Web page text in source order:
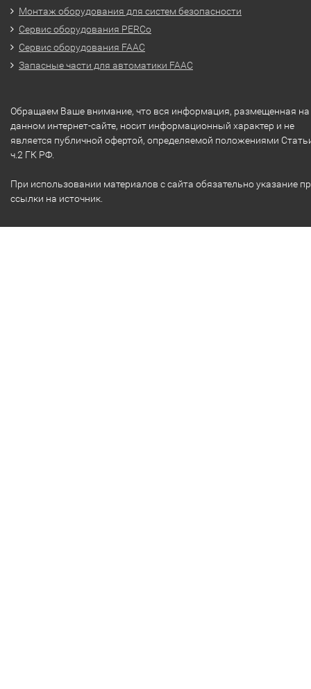
Монтаж оборудования для систем безопасности
Сервис оборудования PERCo
Сервис оборудования FAAC
Запасные части для автоматики FAAC
Обращаем Ваше внимание, что вся информация, размещенная на
данном интернет-сайте, носит информационный характер и не
является публичной офертой, определяемой положениями
ч.2 ГК РФ.
При использовании материалов с сайта обязательно указание
ссылки на источник.